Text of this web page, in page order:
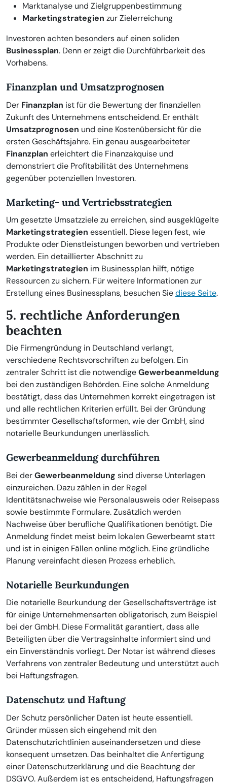
Marktanalyse und Zielgruppenbestimmung
Marketingstrategien zur Zielerreichung
Investoren achten besonders auf einen soliden
Businessplan. Denn er zeigt die Durchführbarkeit des
Vorhabens.
Finanzplan und Umsatzprognosen
Der Finanzplan ist für die Bewertung der finanziellen
Zukunft des Unternehmens entscheidend. Er enthält
Umsatzprognosen und eine Kostenübersicht für die
ersten Geschäftsjahre. Ein genau ausgearbeiteter
Finanzplan erleichtert die Finanzakquise und
demonstriert die Profitabilität des Unternehmens
gegenüber potenziellen Investoren.
Marketing- und Vertriebsstrategien
Um gesetzte Umsatzziele zu erreichen, sind ausgeklügelte
Marketingstrategien essentiell. Diese legen fest, wie
Produkte oder Dienstleistungen beworben und vertrieben
werden. Ein detaillierter Abschnitt zu
Marketingstrategien im Businessplan hilft, nötige
Ressourcen zu sichern. Für weitere Informationen zur
Erstellung eines Businessplans, besuchen Siediese Seite.
5. rechtliche Anforderungen
beachten
Die Firmengründung in Deutschland verlangt,
verschiedene Rechtsvorschriften zu befolgen. Ein
zentraler Schritt ist die notwendigeGewerbeanmeldung
bei den zuständigen Behörden. Eine solche Anmeldung
bestätigt, dass das Unternehmen korrekt eingetragen ist
und alle rechtlichen Kriterien erfüllt. Bei der Gründung
bestimmter Gesellschaftsformen, wie der GmbH, sind
notarielle Beurkundungen unerlässlich.
Gewerbeanmeldung durchführen
Bei derGewerbeanmeldung sind diverse Unterlagen
einzureichen. Dazu zählen in der Regel
Identitätsnachweise wie Personalausweis oder Reisepass
sowie bestimmte Formulare. Zusätzlich werden
Nachweise über berufliche Qualifikationen benötigt. Die
Anmeldung findet meist beim lokalen Gewerbeamt statt
und ist in einigen Fällen online möglich. Eine gründliche
Planung vereinfacht diesen Prozess erheblich.
Notarielle Beurkundungen
Die notarielle Beurkundung der Gesellschaftsverträge ist
für einige Unternehmensarten obligatorisch, zum Beispiel
bei der GmbH. Diese Formalität garantiert, dass alle
Beteiligten über die Vertragsinhalte informiert sind und
ein Einverständnis vorliegt. Der Notar ist während dieses
Verfahrens von zentraler Bedeutung und unterstützt auch
bei Haftungsfragen.
Datenschutz und Haftung
Der Schutz persönlicher Daten ist heute essentiell.
Gründer müssen sich eingehend mit den
Datenschutzrichtlinien auseinandersetzen und diese
konsequent umsetzen. Das beinhaltet die Anfertigung
einer Datenschutzerklärung und die Beachtung der
DSGVO. Außerdem ist es entscheidend, Haftungsfragen